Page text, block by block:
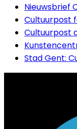
Nieuwsbrief
Cultuurpost
Cultuurpost
Stad Gent: